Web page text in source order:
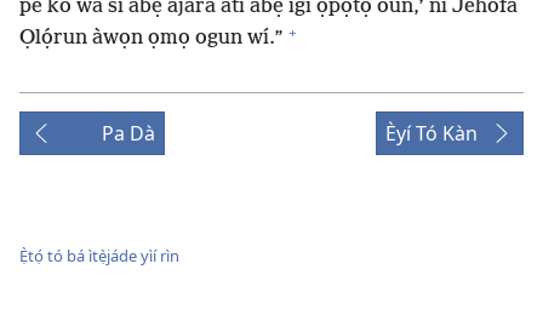
pé kó wá sí abẹ́ àjàrà àti abẹ́ igi ọ̀pọ̀tọ́ òun,’ ni Jèhófà
Ọlọ́run àwọn ọmọ ogun wí.” +
Pa Dà Èyí Tó Kàn
Ẹ̀tọ́ tó bá ìtẹ̀jáde yìí rìn